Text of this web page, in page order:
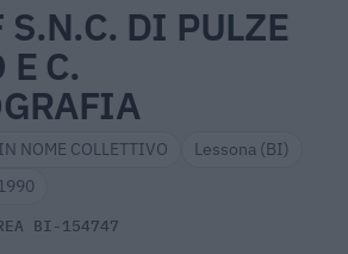
DI PULZE
C.
NOME COLLETTIVO
Lessona (BI)
BI-154747